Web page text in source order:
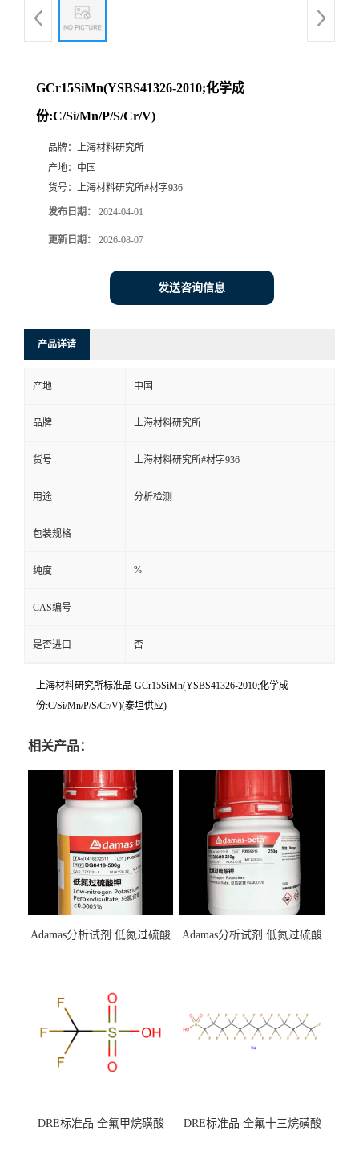
GCr15SiMn(YSBS41326-2010;化学成
份:C/Si/Mn/P/S/Cr/V)
品牌： 上海材料研究所
产地： 中国
货号： 上海材料研究所#材字936
发布日期： 2024-04-01
更新日期： 2026-08-07
发送咨询信息
产品详请
产地 中国
品牌 上海材料研究所
货号 上海材料研究所#材字936
用途 分析检测
包装规格
纯度 %
CAS编号
是否进口 否
上海材料研究所标准品 GCr15SiMn(YSBS41326-2010;化学成
份:C/Si/Mn/P/S/Cr/V)(泰坦供应)
相关产品：
Adamas分析试剂 低氮过硫酸
（泰坦现货供应）
Adamas分析试剂 低氮过硫酸
DRE标准品 全氟甲烷磺酸
DRE标准品 全氟十三烷磺酸